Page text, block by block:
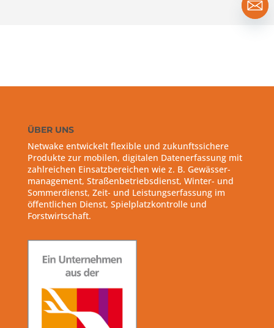
ÜBER UNS
Netwake entwickelt flexible und zukunftssichere
Produkte zur mobilen, digitalen Datenerfassung mit
zahlreichen Einsatzbereichen wie z. B. Gewässer-
management, Straßenbetriebsdienst, Winter- und
Sommerdienst, Zeit- und Leistungserfassung im
öffentlichen Dienst, Spielplatzkontrolle und
Forstwirtschaft.